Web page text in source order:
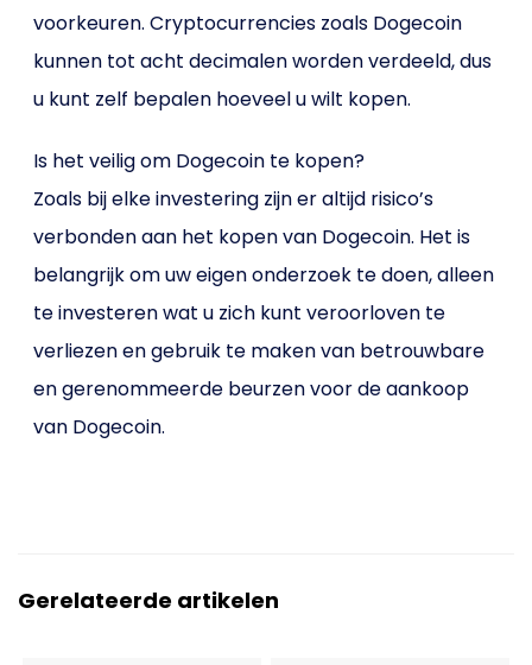
voorkeuren. Cryptocurrencies zoals Dogecoin
kunnen tot acht decimalen worden verdeeld, dus
u kunt zelf bepalen hoeveel u wilt kopen.
Is het veilig om Dogecoin te kopen?
Zoals bij elke investering zijn er altijd risico’s
verbonden aan het kopen van Dogecoin. Het is
belangrijk om uw eigen onderzoek te doen, alleen
te investeren wat u zich kunt veroorloven te
verliezen en gebruik te maken van betrouwbare
en gerenommeerde beurzen voor de aankoop
van Dogecoin.
Gerelateerde artikelen